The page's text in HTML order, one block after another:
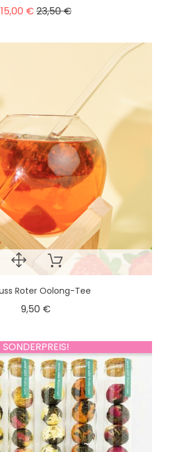
15,00 €23,50 €
Roter Oolong-Tee
9,50 €
SONDERPREIS!